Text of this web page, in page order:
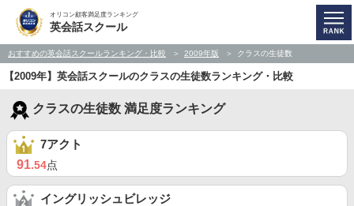
オリコン顧客満足度ランキング
英会話スクール
おすすめの英会話スクールランキング・比較 2009年版 クラスの生徒数
【2009年】英会話スクールのクラスの生徒数ランキング・比較
クラスの生徒数 満足度ランキング
7アクト
91.54点
イングリッシュビレッジ